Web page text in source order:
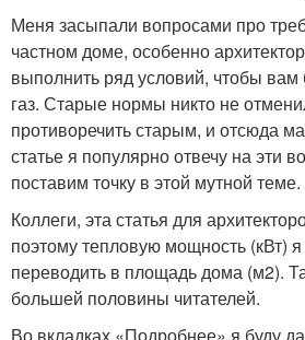
Меня засыпали вопросами про
частном доме, особенно
выполнить ряд условий, чтобы
газ. Старые нормы никто не
противоречить старым, и отсюда
статье я популярно отвечу на эти
поставим точку в этой мутной теме.
Коллеги, эта статья для
поэтому тепловую мощность (кВт)
переводить в площадь дома (м2).
большей половины читателей.